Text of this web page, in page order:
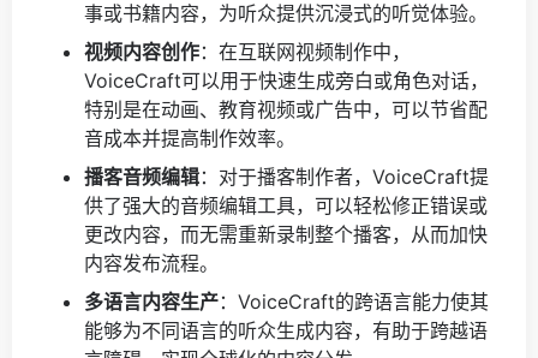
事或书籍内容，为听众提供沉浸式的听觉体验。
视频内容创作：在互联网视频制作中，
VoiceCraft可以用于快速生成旁白或角色对话，
特别是在动画、教育视频或广告中，可以节省配
音成本并提高制作效率。
播客音频编辑：对于播客制作者，VoiceCraft提
供了强大的音频编辑工具，可以轻松修正错误或
更改内容，而无需重新录制整个播客，从而加快
内容发布流程。
多语言内容生产：VoiceCraft的跨语言能力使其
能够为不同语言的听众生成内容，有助于跨越语